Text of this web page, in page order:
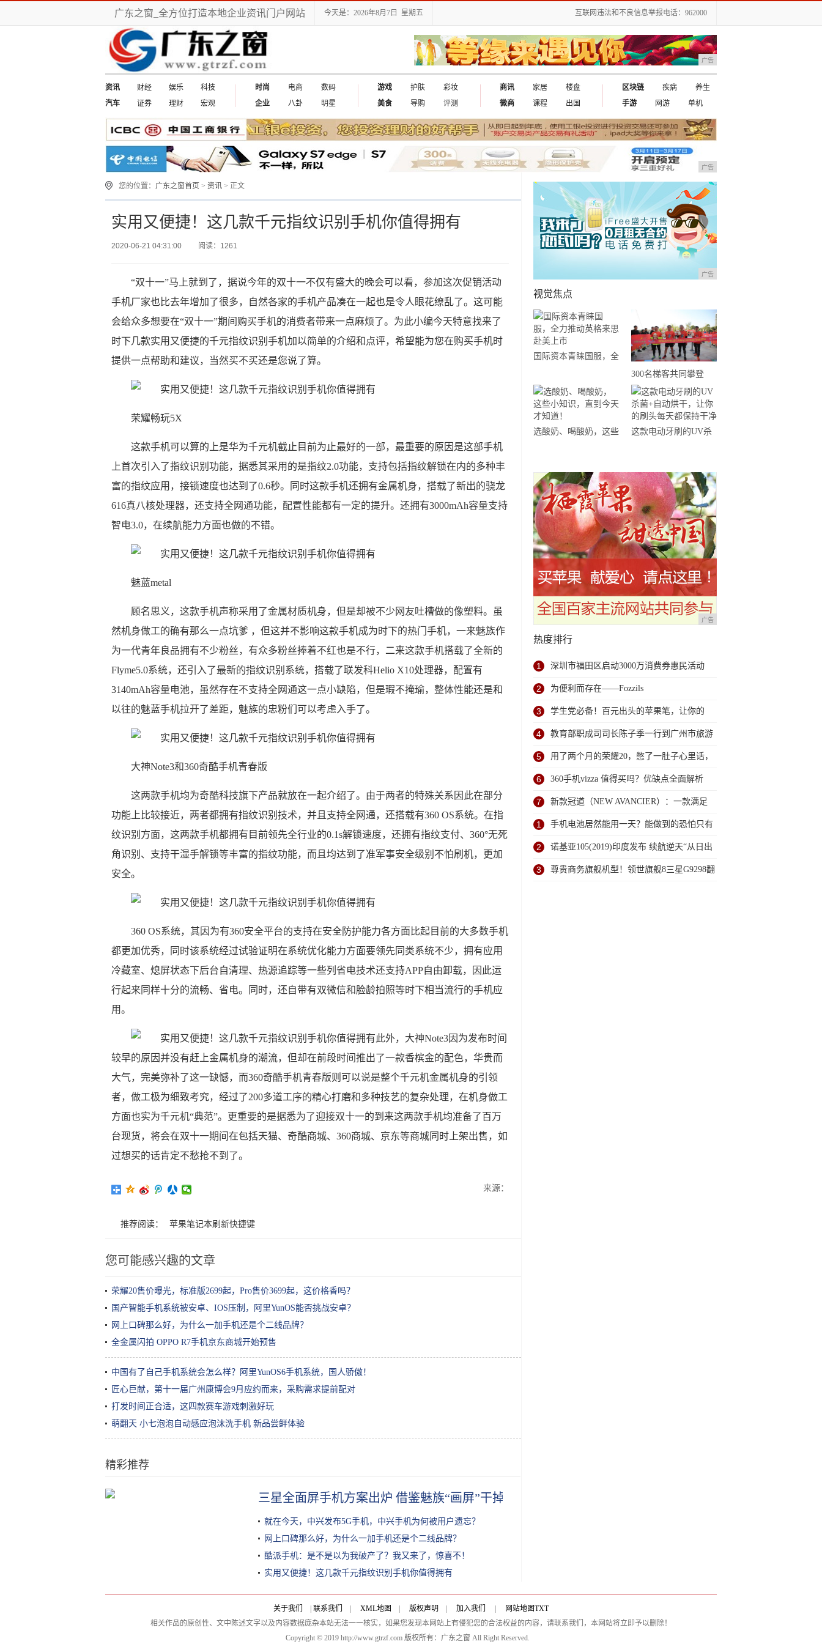
广东之窗_全方位打造本地企业资讯门户网站 今天是：2026年8月7日 星期五 互联网违法和不良信息举报电话：962000
广告
资讯 财经 娱乐
科技
汽车
证券 理财 宏观
时尚 电商
数码
企业
八卦 明星
游戏 护肤
彩妆
美食
导购 评测
商讯 家居
楼盘
微商
课程 出国
区块链 疾病
养生
手游
网游 单机
广告
您的位置： 广东之窗首页 > 资讯 > 正文
实用又便捷！这几款千元指纹识别手机你值得拥有
2020-06-21 04:31:00 阅读：1261
“双十一”马上就到了，据说今年的双十一不仅有盛大的晚会可以看，参加这次促销活动
手机厂家也比去年增加了很多，自然各家的手机产品凑在一起也是令人眼花缭乱了。这可能
会给众多想要在“双十一”期间购买手机的消费者带来一点麻烦了。为此小编今天特意找来了
时下几款实用又便捷的千元指纹识别手机加以简单的介绍和点评，希望能为您在购买手机时
提供一点帮助和建议，当然买不买还是您说了算。
荣耀畅玩5X
这款手机可以算的上是华为千元机截止目前为止最好的一部，最重要的原因是这部手机
上首次引入了指纹识别功能，据悉其采用的是指纹2.0功能，支持包括指纹解锁在内的多种丰
富的指纹应用，接锁速度也达到了0.6秒。同时这款手机还拥有金属机身，搭载了新出的骁龙
616真八核处理器，还支持全网通功能，配置性能都有一定的提升。还拥有3000mAh容量支持
智电3.0，在续航能力方面也做的不错。
魅蓝metal
顾名思义，这款手机声称采用了金属材质机身，但是却被不少网友吐槽做的像塑料。虽
然机身做工的确有那么一点坑爹 ，但这并不影响这款手机成为时下的热门手机，一来魅族作
为一代青年良品拥有不少粉丝，有众多粉丝捧着不红也是不行，二来这款手机搭载了全新的
Flyme5.0系统，还引入了最新的指纹识别系统，搭载了联发科Helio X10处理器，配置有
3140mAh容量电池，虽然存在不支持全网通这一点小缺陷，但是瑕不掩瑜，整体性能还是和
以往的魅蓝手机拉开了差距，魅族的忠粉们可以考虑入手了。
大神Note3和360奇酷手机青春版
这两款手机均为奇酷科技旗下产品就放在一起介绍了。由于两者的特殊关系因此在部分
功能上比较接近，两者都拥有指纹识别技术，并且支持全网通，还搭载有360 OS系统。在指
纹识别方面，这两款手机都拥有目前领先全行业的0.1s解锁速度，还拥有指纹支付、360°无死
角识别、支持干湿手解锁等丰富的指纹功能，而且均达到了准军事安全级别不怕刷机，更加
安全。
360 OS系统，其因为有360安全平台的支持在安全防护能力各方面比起目前的大多数手机
都更加优秀，同时该系统经过试验证明在系统优化能力方面要领先同类系统不少，拥有应用
冷藏室、熄屏状态下后台自清理、热源追踪等一些列省电技术还支持APP自由卸载，因此运
行起来同样十分的流畅、省电。同时，还自带有双微信和脸龄拍照等时下相当流行的手机应
用。
此外，大神Note3因为发布时间
较早的原因并没有赶上金属机身的潮流，但却在前段时间推出了一款香槟金的配色，华贵而
大气，完美弥补了这一缺憾，而360奇酷手机青春版则可以说是整个千元机金属机身的引领
者，做工极为细致考究，经过了200多道工序的精心打磨和多种技艺的复杂处理，在机身做工
方面也实为千元机“典范”。更重要的是据悉为了迎接双十一的到来这两款手机均准备了百万
台现货，将会在双十一期间在包括天猫、奇酷商城、360商城、京东等商城同时上架出售，如
过想买的话肯定不愁抢不到了。
来源：
推荐阅读： 苹果笔记本刷新快捷键
您可能感兴趣的文章
荣耀20售价曝光，标准版2699起，Pro售价3699起，这价格香吗？
国产智能手机系统被安卓、IOS压制，阿里YunOS能否挑战安卓？
网上口碑那么好，为什么一加手机还是个二线品牌？
全金属闪拍 OPPO R7手机京东商城开始预售
中国有了自己手机系统会怎么样？阿里YunOS6手机系统，国人骄傲！
匠心巨献，第十一届广州康博会9月应约而来，采购需求提前配对
打发时间正合适，这四款赛车游戏刺激好玩
萌翻天 小七泡泡自动感应泡沫洗手机 新品尝鲜体验
精彩推荐
三星全面屏手机方案出炉 借鉴魅族“画屏”干掉前摄？
就在今天，中兴发布5G手机，中兴手机为何被用户遗忘？
网上口碑那么好，为什么一加手机还是个二线品牌？
酷派手机：是不是以为我破产了？我又来了，惊喜不！
实用又便捷！这几款千元指纹识别手机你值得拥有
广告
视觉焦点
国际资本青睐国服，全
市
300名梯客共同攀登
2019国际垂直马拉松超
级精英赛顺德海骏达中
心站欢乐开跑
选酸奶、喝酸奶，这些
这款电动牙刷的UV杀
广告
热度排行
1 深圳市福田区启动3000万消费券惠民活动
2 为便利而存在——Fozzils
3 学生党必备！百元出头的苹果笔，让你的
iPad成为学习神器
4 教育部职成司司长陈子季一行到广州市旅游
商务职业学校考察调研
5 用了两个月的荣耀20，憋了一肚子心里话，
今天终于一吐为快
6 360手机vizza 值得买吗？优缺点全面解析
7 新款冠道（NEW AVANCIER）：一款满足
任何苛刻要求的SUV
1 手机电池居然能用一天？能做到的恐怕只有
红米了！
2 诺基亚105(2019)印度发布 续航逆天“从日出
打到日落”
3 尊贵商务旗舰机型！领世旗舰8三星G9298翻
关于我们 联系我们 XML地图 版权声明 加入我们 网站地图TXT
相关作品的原创性、文中陈述文字以及内容数据庞杂本站无法一一核实，如果您发现本网站上有侵犯您的合法权益的内容，请联系我们，本网站将立即予以删除！
Copyright © 2019 http://www.gtrzf.com 版权所有：广东之窗 All Right Reserved.